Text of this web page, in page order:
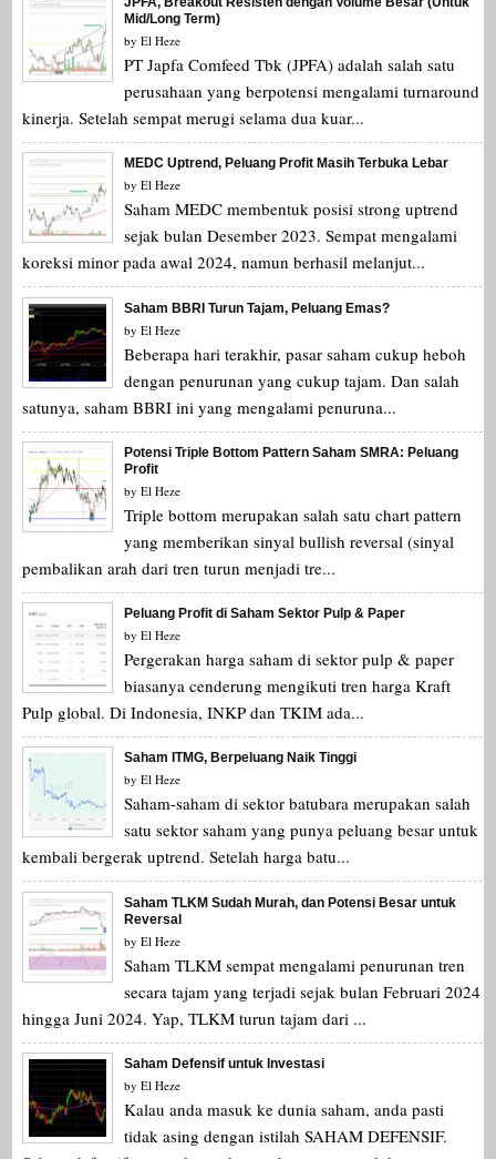
Mid/Long Term)
by El Heze
PT Japfa Comfeed Tbk (JPFA) adalah salah satu
perusahaan yang berpotensi mengalami turnaround
kinerja. Setelah sempat merugi selama dua kuar...
MEDC Uptrend, Peluang Profit Masih Terbuka Lebar
by El Heze
Saham MEDC membentuk posisi strong uptrend
sejak bulan Desember 2023. Sempat mengalami
koreksi minor pada awal 2024, namun berhasil melanjut...
Saham BBRI Turun Tajam, Peluang Emas?
by El Heze
Beberapa hari terakhir, pasar saham cukup heboh
dengan penurunan yang cukup tajam. Dan salah
satunya, saham BBRI ini yang mengalami penuruna...
Potensi Triple Bottom Pattern Saham SMRA: Peluang
Profit
by El Heze
Triple bottom merupakan salah satu chart pattern
yang memberikan sinyal bullish reversal (sinyal
pembalikan arah dari tren turun menjadi tre...
Peluang Profit di Saham Sektor Pulp & Paper
by El Heze
Pergerakan harga saham di sektor pulp & paper
biasanya cenderung mengikuti tren harga Kraft
Pulp global. Di Indonesia, INKP dan TKIM ada...
Saham ITMG, Berpeluang Naik Tinggi
by El Heze
Saham-saham di sektor batubara merupakan salah
satu sektor saham yang punya peluang besar untuk
kembali bergerak uptrend. Setelah harga batu...
Saham TLKM Sudah Murah, dan Potensi Besar untuk
Reversal
by El Heze
Saham TLKM sempat mengalami penurunan tren
secara tajam yang terjadi sejak bulan Februari 2024
hingga Juni 2024. Yap, TLKM turun tajam dari ...
Saham Defensif untuk Investasi
by El Heze
Kalau anda masuk ke dunia saham, anda pasti
tidak asing dengan istilah SAHAM DEFENSIF.